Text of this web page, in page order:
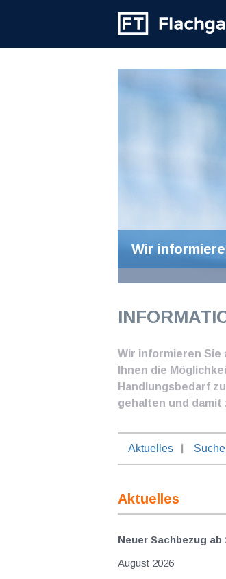
Wir
Wir informieren Sie
Ihnen die
Handlungsbedarf
gehalten und
Aktuelles
Aktuelles
Neuer Sachbezug
August 2026